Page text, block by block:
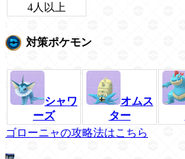
4人以上
対策ポケモン
シャワ
ーズ
オムス
ター
ゴローニャの攻略法はこちら